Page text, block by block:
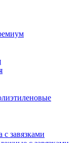
завязками